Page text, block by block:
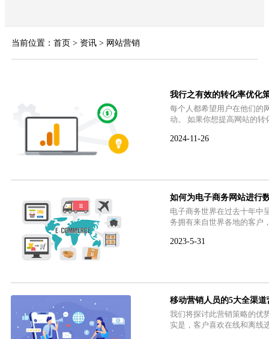
当前位置： 首页 > 资讯> 网站营销
我行之有效的转化率优化
每个人都希望用户在他们的
动。 如果你想提高网站的
2024-11-26
如何为电子商务网站进行
电子商务世界在过去十年中
务拥有来自世界各地的客户
2023-5-31
移动营销人员的5大全渠道
我们将探讨此营销策略的优
实是，客户喜欢在线和离线